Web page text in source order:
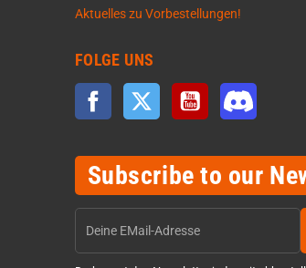
Aktuelles zu Vorbestellungen!
FOLGE UNS
Facebook Twitter YouTube
Subscribe to our